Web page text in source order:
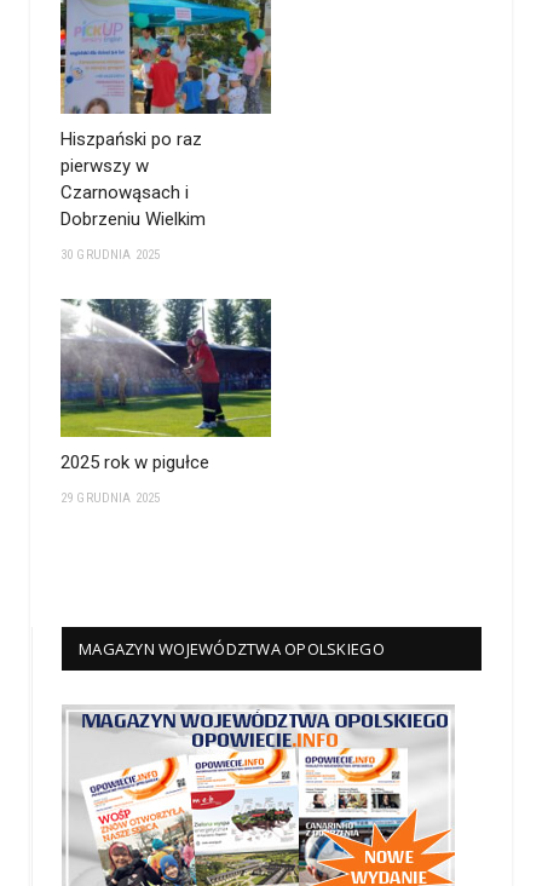
Hiszpański po raz
pierwszy w
Czarnowąsach i
Dobrzeniu Wielkim
30 GRUDNIA 2025
2025 rok w pigułce
29 GRUDNIA 2025
MAGAZYN WOJEWÓDZTWA OPOLSKIEGO